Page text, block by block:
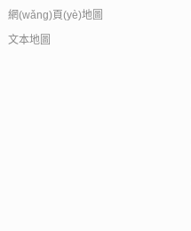
網(wǎng)頁(yè)地圖
文本地圖